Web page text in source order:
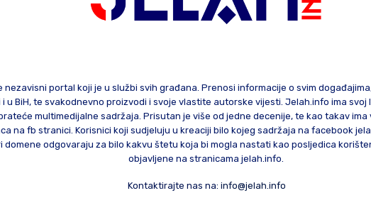
nezavisni portal koji je u službi svih građana. Prenosi informacije o svim
u BiH, te svakodnevno proizvodi i svoje vlastite autorske vijesti. Jelah.info ima svoj
multimedijalne sadržaja. Prisutan je više od jedne decenije, te kao takav ima
na fb stranici. Korisnici koji sudjeluju u kreaciji bilo kojeg sadržaja na facebook
domene odgovaraju za bilo kakvu štetu koja bi mogla nastati kao posljedica
objavljene na stranicama jelah.info.
Kontaktirajte nas na: info@jelah.info